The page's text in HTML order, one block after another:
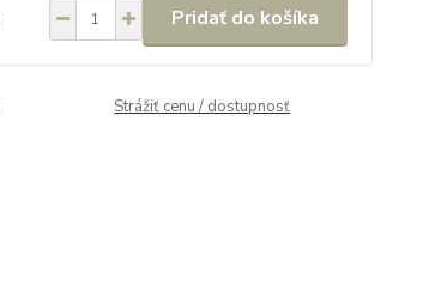
Pridať do košíka
Strážiť cenu / dostupnosť